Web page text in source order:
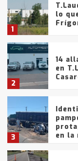
1
lo
2
14
en
3
en la